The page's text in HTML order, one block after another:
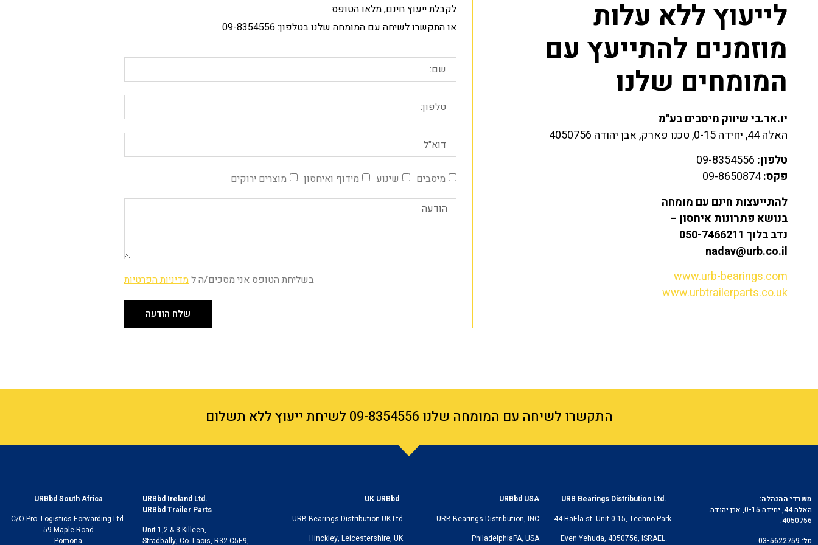
לייעוץ ללא עלות
מוזמנים להתייעץ עם
המומחים שלנו
יו.אר.בי שיווק מיסבים בע"מ
האלה 44, יחידה 0-15, טכנו פארק, אבן יהודה 4050756
טלפון:
פקס:09-8650874
להתייעצות חינם עם מומחה
בנושא פתרונות איחסון –
נדב בלוך 050-7466211
nadav@urb.co.il
www.urb-bearings.com
www.urbtrailerparts.co.uk
לקבלת ייעוץ חינם, מלאו הטופס
או התקשרו לשיחה עם המומחה שלנו בטלפון: 09-8354556
מיסבים שינוע מידוף ואיחסון מוצרים ירוקים
בשליחת הטופס אני מסכים/ה למדיניות הפרטיות
שלח הודעה
התקשרו לשיחה עם המומחה שלנו 09-8354556 לשיחת ייעוץ ללא תשלום
משרדי ההנהלה:
האלה 44, יחידה 0-15, אבן יהודה.
4050756.
טל: 03-5622759
URB Bearings Distribution Ltd.
44 HaEla st. Unit 0-15, Techno Park.
Even Yehuda, 4050756, ISRAEL.
URBbd USA
URB Bearings Distribution, INC
PhiladelphiaPA, USA
URB Bearings Distribution UK Ltd
Hinckley, Leicestershire, UK
URBbd Ireland Ltd.
URBbdTrailer Parts
Unit 1,2 & 3 Killeen,
Stradbally, Co. Laois, R32 C5F9,
URBbd South Africa
C/O Pro- Logistics Forwarding Ltd.
59 Maple Road
Pomona